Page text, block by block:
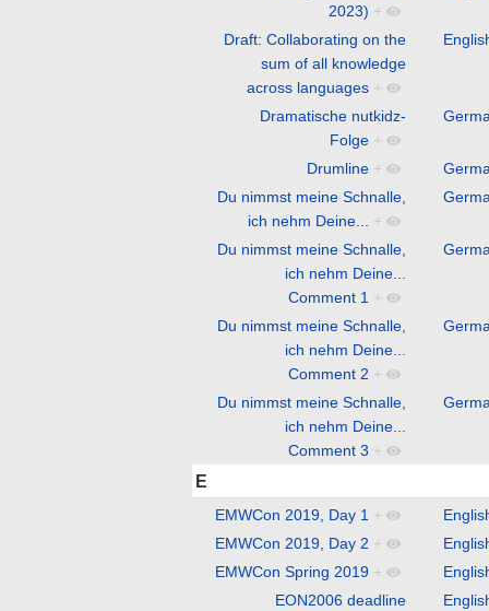
2023) +
Draft: Collaborating on the
sum of all knowledge
across languages +
Dramatische nutkidz-
Folge +
Drumline +
Du nimmst meine Schnalle,
ich nehm Deine...
+
Du nimmst meine Schnalle,
ich nehm Deine...
Comment 1 +
Du nimmst meine Schnalle,
ich nehm Deine...
Comment 2 +
Du nimmst meine Schnalle,
ich nehm Deine...
Comment 3 +
E
EMWCon 2019, Day 1 +
EMWCon 2019, Day 2 +
EMWCon Spring 2019 +
EON2006 deadline